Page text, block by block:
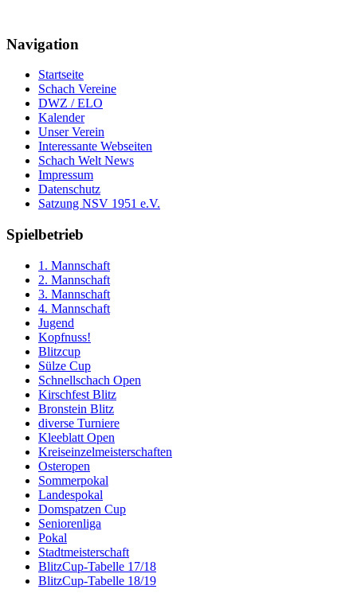
Navigation
Startseite
Schach Vereine
DWZ / ELO
Kalender
Unser Verein
Interessante Webseiten
Schach Welt News
Impressum
Datenschutz
Satzung NSV 1951 e.V.
Spielbetrieb
1. Mannschaft
2. Mannschaft
3. Mannschaft
4. Mannschaft
Jugend
Kopfnuss!
Blitzcup
Sülze Cup
Schnellschach Open
Kirschfest Blitz
Bronstein Blitz
diverse Turniere
Kleeblatt Open
Kreiseinzelmeisterschaften
Osteropen
Sommerpokal
Landespokal
Domspatzen Cup
Seniorenliga
Pokal
Stadtmeisterschaft
BlitzCup-Tabelle 17/18
BlitzCup-Tabelle 18/19